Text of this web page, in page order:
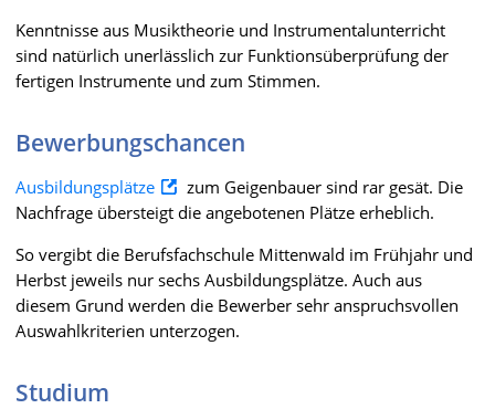
Kenntnisse aus Musiktheorie und Instrumentalunterricht
sind natürlich unerlässlich zur Funktionsüberprüfung der
fertigen Instrumente und zum Stimmen.
Bewerbungschancen
Ausbildungsplätze
zum Geigenbauer sind rar gesät. Die
Nachfrage übersteigt die angebotenen Plätze erheblich.
So vergibt die Berufsfachschule Mittenwald im Frühjahr und
Herbst jeweils nur sechs Ausbildungsplätze. Auch aus
diesem Grund werden die Bewerber sehr anspruchsvollen
Auswahlkriterien unterzogen.
Studium